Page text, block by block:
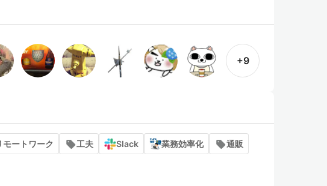
+9
モートワーク 工夫 Slack 業務効率化 通販